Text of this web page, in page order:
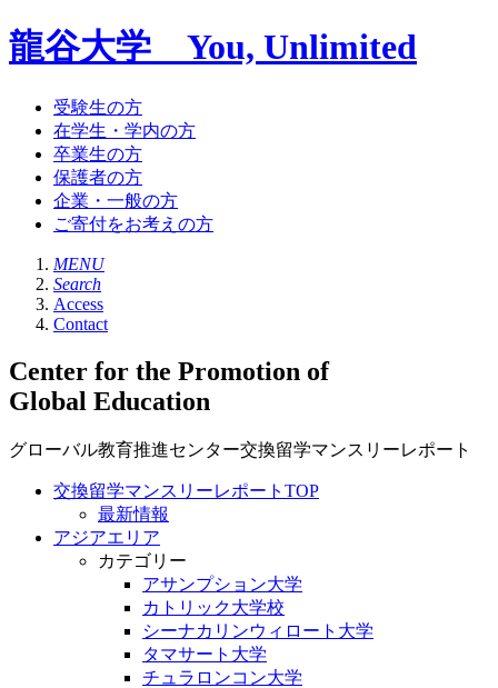
龍谷大学 You, Unlimited
受験生の方
在学生・学内の方
卒業生の方
保護者の方
企業・一般の方
ご寄付をお考えの方
MENU
Search
Access
Contact
Center for the Promotion of
Global Education
グローバル教育推進センター交換留学マンスリーレポート
交換留学マンスリーレポートTOP
最新情報
アジアエリア
カテゴリー
アサンプション大学
カトリック大学校
シーナカリンウィロート大学
タマサート大学
チュラロンコン大学